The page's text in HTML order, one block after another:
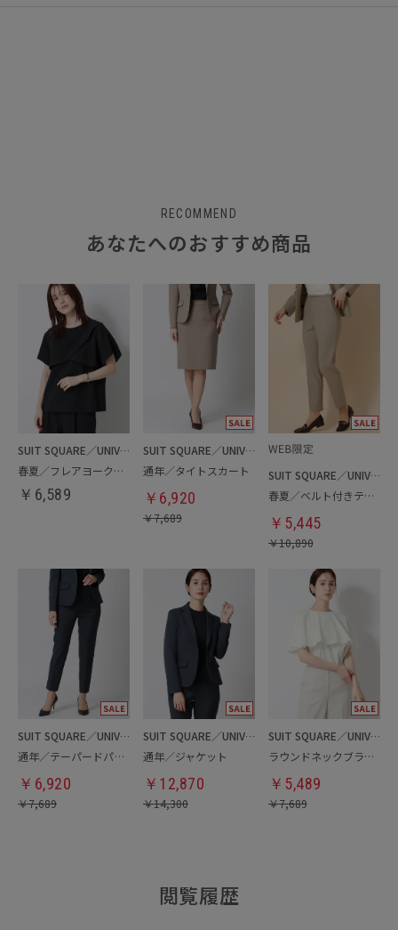
RECOMMEND
あなたへのおすすめ商品
SUIT SQUARE／UNIVERSAL LANGUAGE／WHITE
春夏／フレアヨークブラウス
￥ 6,589
SUIT SQUARE／UNIVERSAL LANGUAGE／WHITE
通年／タイトスカート
￥ 6,920
￥7,689
SUIT SQUARE／UNIVERSAL LANGUAGE／WHITE
春夏／ベルト付きテーパードパンツ
￥ 5,445
￥10,890
SUIT SQUARE／UNIVERSAL LANGUAGE／WHITE
通年／テーパードパンツ
￥ 6,920
￥7,689
SUIT SQUARE／UNIVERSAL LANGUAGE／WHITE
通年／ジャケット
￥ 12,870
￥14,300
SUIT SQUARE／UNIVERSAL LANGUAGE／WHITE
ラウンドネックブラウス
￥ 5,489
￥7,689
閲覧履歴